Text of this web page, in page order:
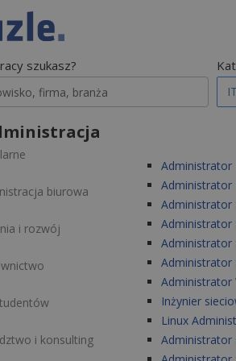
szukasz?
biurowa
i rozwój
i konsulting
Administrator
Administrator
Administrator
Administrator
Administrator
Administrator
Administrator
Inżynier
Linux
Administrator